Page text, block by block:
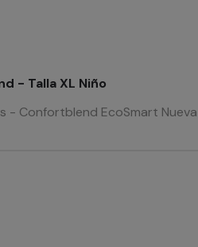
- Talla XL Niño
- Confortblend EcoSmart